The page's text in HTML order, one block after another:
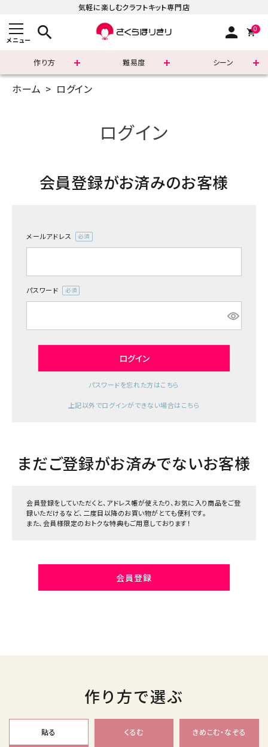
気軽に楽しむクラフトキット専門店
メニュー search person 0
作り方 難易度 シーン
まずはこちら
すべての商品
診断チャート
ジャンルで選ぶ
レビューを見る
コーポレートサイト
介護施設関係の方へ
ACCOUNT MENU
ログイン person 会員登録
ホーム ログイン
ログイン
会員登録がお済みのお客様
メールアドレス
(必
パスワード
(必
ログイン
パスワードを忘れた方はこちら
上記以外でログインができない場合はこちら
まだご登録がお済みでないお客様
会員登録をしていただくと、アドレス帳が使えたり、お気に入り商品をご登
録いただけるなど、二度目以降のお買い物がとても便利です。
また、会員様限定のおトクな特典もご用意しております！
会員登録
作り方で選ぶ
貼る くるむ きめこむ・なぞる